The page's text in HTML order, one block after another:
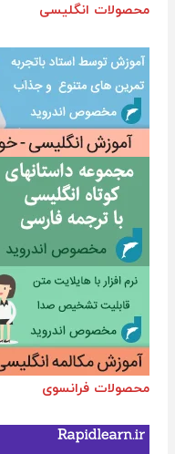
محصولات انگلیسی
محصولات فرانسوی